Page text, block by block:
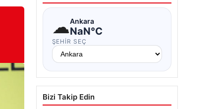
☁Ankara
NaN°C
ŞEHIR SEÇ
Bizi Takip Edin